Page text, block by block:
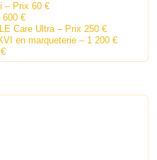
– Prix 60 €
600 €
Care Ultra – Prix 250 €
en marqueterie – 1 200 €